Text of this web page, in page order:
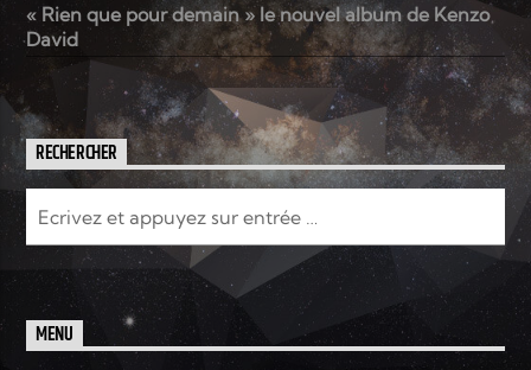
« Rien que pour demain » le nouvel album de Kenzo
David
RECHERCHER
MENU